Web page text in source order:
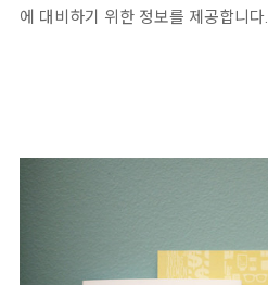
에 대비하기 위한 정보를 제공합니다.